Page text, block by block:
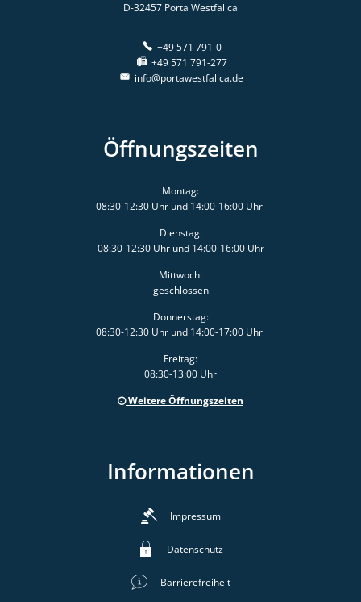
D-32457 Porta Westfalica
+49 571 791-0
+49 571 791-277
info@portawestfalica.de
Öffnungszeiten
Montag:
08:30-12:30 Uhr und 14:00-16:00 Uhr
Dienstag:
08:30-12:30 Uhr und 14:00-16:00 Uhr
Mittwoch:
geschlossen
Donnerstag:
08:30-12:30 Uhr und 14:00-17:00 Uhr
Freitag:
08:30-13:00 Uhr
Weitere Öffnungszeiten
Informationen
Impressum
Datenschutz
Barrierefreiheit